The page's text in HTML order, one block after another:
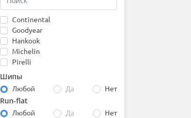
Continental
Goodyear
Hankook
Michelin
Pirelli
Шипы
Любой Да Нет
Run-flat
Любой Да Нет